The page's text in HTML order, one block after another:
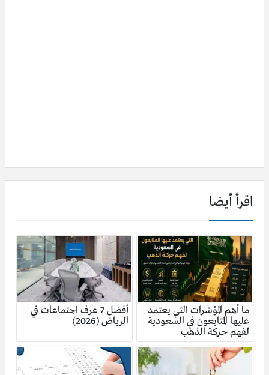
اقرأ أيضا
ما أهم المؤشرات التي يعتمد
عليها المتابعون في السعودية
لفهم حركة الذهب
أفضل 7 غرف اجتماعات في
الرياض (2026)